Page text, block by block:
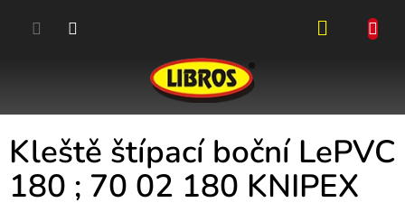
Kleště štípací boční LePVC
180 ; 70 02 180 KNIPEX